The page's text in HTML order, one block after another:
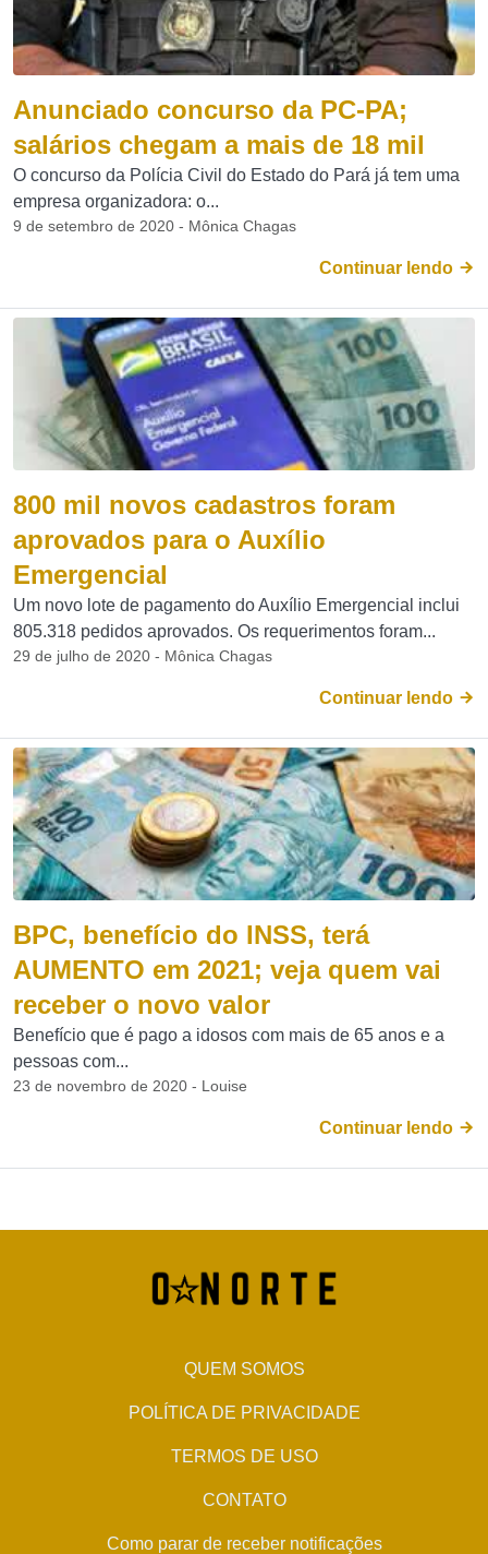
Anunciado concurso da PC-PA;
salários chegam a mais de 18 mil
O concurso da Polícia Civil do Estado do Pará já tem uma
empresa organizadora: o...
9 de setembro de 2020 - Mônica Chagas
Continuar lendo
800 mil novos cadastros foram
aprovados para o Auxílio
Emergencial
Um novo lote de pagamento do Auxílio Emergencial inclui
805.318 pedidos aprovados. Os requerimentos foram...
29 de julho de 2020 - Mônica Chagas
Continuar lendo
BPC, benefício do INSS, terá
AUMENTO em 2021; veja quem vai
receber o novo valor
Benefício que é pago a idosos com mais de 65 anos e a
pessoas com...
23 de novembro de 2020 - Louise
Continuar lendo
QUEM SOMOS
POLÍTICA DE PRIVACIDADE
TERMOS DE USO
CONTATO
Como parar de receber notificações